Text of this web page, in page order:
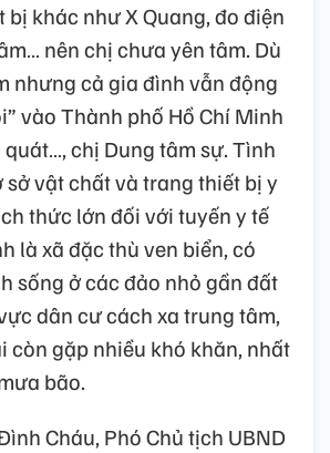
khác như X Quang, đo điện
nên chị chưa yên tâm. Dù
nhưng cả gia đình vẫn động
vào Thành phố Hồ Chí Minh
chị Dung tâm sự. Tình
vật chất và trang thiết bị y
thức lớn đối với tuyến y tế
là xã đặc thù ven biển, có
sống ở các đảo nhỏ gần đất
dân cư cách xa trung tâm,
còn gặp nhiều khó khăn, nhất
bão.
Cháu, Phó Chủ tịch UBND